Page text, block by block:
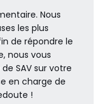
Nous
les plus
de répondre le
nous vous
SAV sur votre
en charge de
!